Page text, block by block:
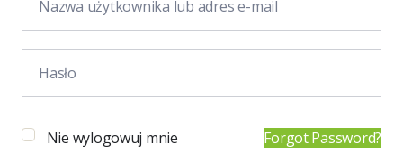
Nie wylogowuj mnie Forgot Password?